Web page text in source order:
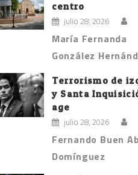
centro
julio 28, 2026
María Fernanda
González
Terrorismo de
y Santa
age
julio 28, 2026
Fernando Buen
Domínguez